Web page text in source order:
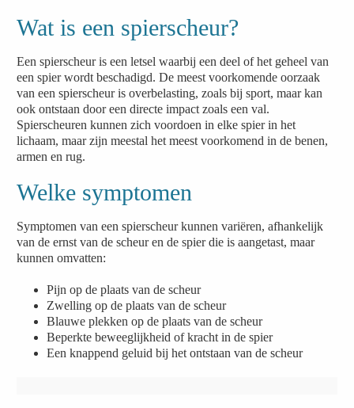
Wat is een spierscheur?
Een spierscheur is een letsel waarbij een deel of het geheel van
een spier wordt beschadigd. De meest voorkomende oorzaak
van een spierscheur is overbelasting, zoals bij sport, maar kan
ook ontstaan door een directe impact zoals een val.
Spierscheuren kunnen zich voordoen in elke spier in het
lichaam, maar zijn meestal het meest voorkomend in de benen,
armen en rug.
Welke symptomen
Symptomen van een spierscheur kunnen variëren, afhankelijk
van de ernst van de scheur en de spier die is aangetast, maar
kunnen omvatten:
Pijn op de plaats van de scheur
Zwelling op de plaats van de scheur
Blauwe plekken op de plaats van de scheur
Beperkte beweeglijkheid of kracht in de spier
Een knappend geluid bij het ontstaan van de scheur